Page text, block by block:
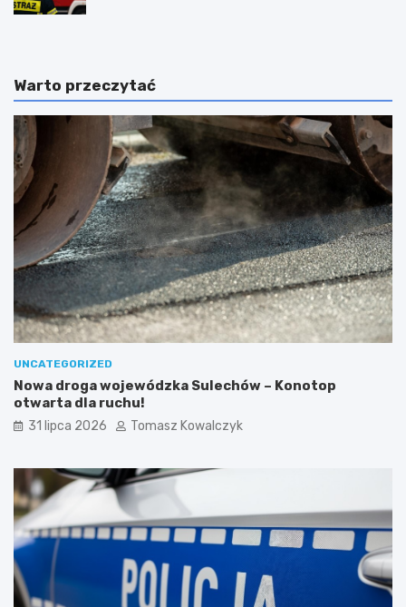
Warto przeczytać
UNCATEGORIZED
Nowa droga wojewódzka Sulechów – Konotop
otwarta dla ruchu!
31 lipca 2026 Tomasz Kowalczyk